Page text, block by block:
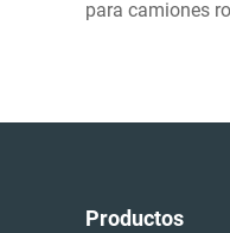
para camiones
Productos